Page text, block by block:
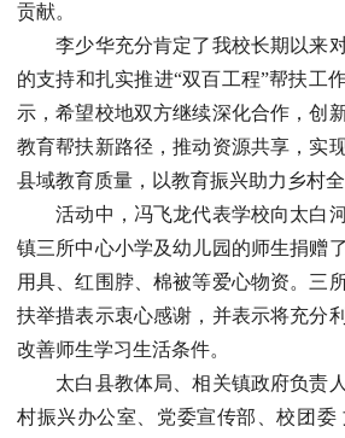
贡献。
李少华充分肯定了我校长期以来
的支持和扎实推进“双百工程”帮扶工
示，希望校地双方继续深化合作，创
教育帮扶新路径，推动资源共享，实
县域教育质量，以教育振兴助力乡村全
活动中，冯飞龙代表学校向太白
镇三所中心小学及幼儿园的师生捐赠
用具、红围脖、棉被等爱心物资。三
扶举措表示衷心感谢，并表示将充分
改善师生学习生活条件。
太白县教体局、相关镇政府负责
村振兴办公室、党委宣传部、校团委